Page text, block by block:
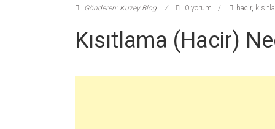
Gönderen: Kuzey Blog 0 yorum hacir,
Kısıtlama (Hacir)